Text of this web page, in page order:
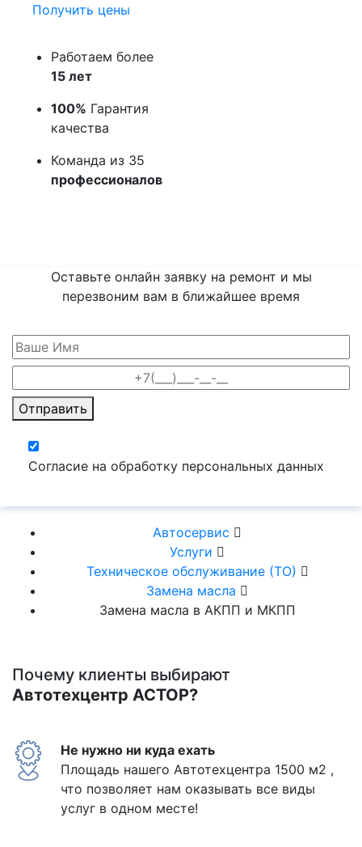
Получить цены
Работаем более
15 лет
100% Гарантия
качества
Команда из 35
профессионалов
Оставьте онлайн заявку на ремонт и мы
перезвоним вам в ближайшее время
Отправить
Согласие на обработку персональных данных
Автосервис
Услуги
Техническое обслуживание (ТО)
Замена масла
Замена масла в АКПП и МКПП
Почему клиенты выбирают
Автотехцентр АСТОР?
Не нужно ни куда ехать
Площадь нашего Автотехцентра 1500 м2 ,
что позволяет нам оказывать все виды
услуг в одном месте!